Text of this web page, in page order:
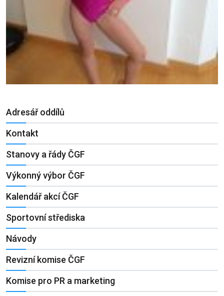
Adresář oddílů
Kontakt
Stanovy a řády ČGF
Výkonný výbor ČGF
Kalendář akcí ČGF
Sportovní střediska
Návody
Revizní komise ČGF
Komise pro PR a marketing